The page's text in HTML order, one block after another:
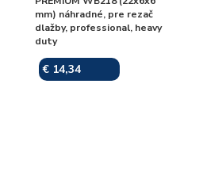
mm) náhradné, pre rezač
dlažby, professional, heavy
duty
€ 14,34